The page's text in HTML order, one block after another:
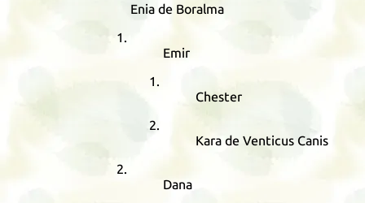
Enia de Boralma
Emir
Chester
Kara de Venticus Canis
Dana